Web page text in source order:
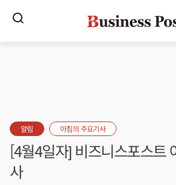
알림 아침의 주요기사
[4월4일자] 비즈니스포스트
사